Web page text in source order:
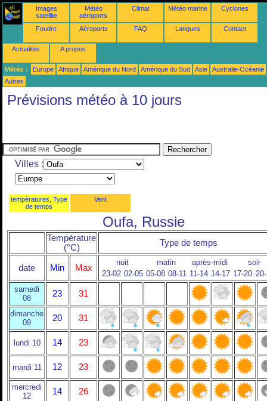
Images
satellite
Météo
aéroports
Climat Météo marine Cyclones
Foudre Aéroports FAQ Langues Contact
Actualités A propos
Météo : Europe Afrique Amérique du Nord Amérique du Sud Asie
Australie-Océanie
Autres
Prévisions météo à 10 jours
Villes :
températures, Type
de temps
Vent
Oufa, Russie
Température
(°C)
Type de temps
date Min Max
nuit matin après-midi
soir
23-02 02-05 05-08 08-11 11-14 14-17 17-20
samedi
08
23 31
dimanche
09
20 31
lundi 10 14 23
mardi 11 12 23
mercredi
12
14 26